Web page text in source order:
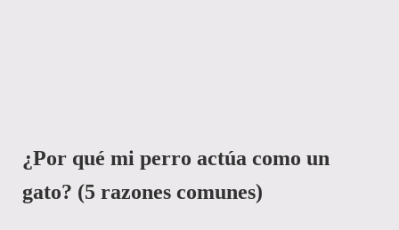
¿Por qué mi perro actúa como un
gato? (5 razones comunes)